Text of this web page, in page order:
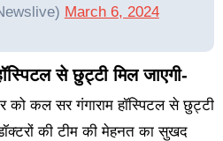
March 6, 2024
से छुट्टी मिल जाएगी-
को कल सर गंगाराम हॉस्पिटल से छुट्टी
की टीम की मेहनत का सुखद